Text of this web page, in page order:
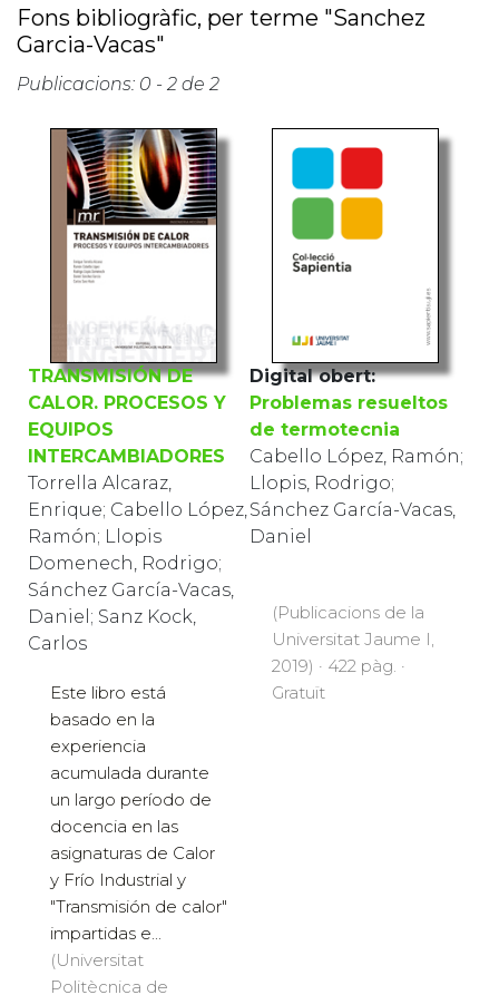
Garcia-Vacas"
Publicacions: 0 - 2 de 2
TRANSMISIÓN DE
CALOR. PROCESOS Y
EQUIPOS
INTERCAMBIADORES
Torrella Alcaraz,
Enrique; Cabello López,
Ramón; Llopis
Domenech, Rodrigo;
Sánchez García-Vacas,
Daniel; Sanz Kock,
Carlos
Este libro está
basado en la
experiencia
acumulada durante
un largo período de
docencia en las
asignaturas de Calor
y Frío Industrial y
"Transmisión de calor"
impartidas e...
(Universitat
Politècnica de
Digital obert:
Problemas resueltos
de termotecnia
Cabello López, Ramón;
Llopis, Rodrigo;
Sánchez García-Vacas,
Daniel
Universitat Jaume I,
2019) · 422 pàg. ·
Gratuït